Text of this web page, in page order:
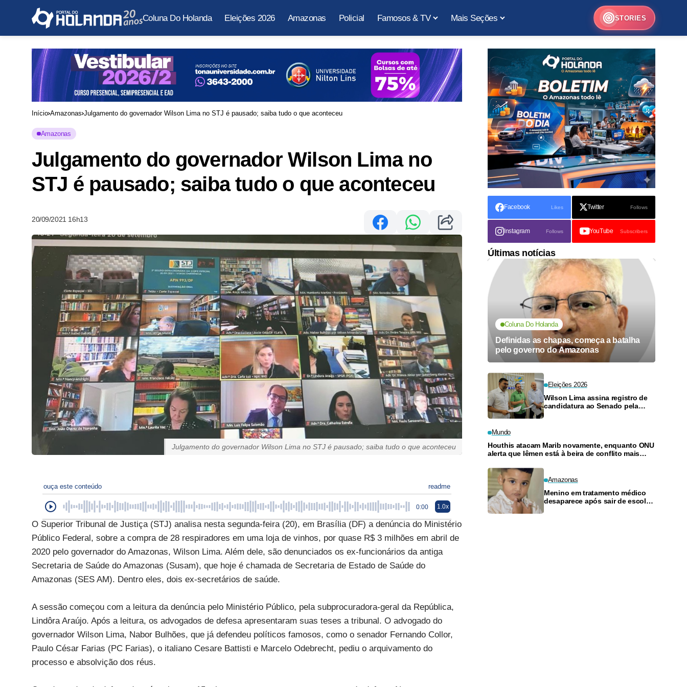
Coluna Do Holanda Eleições 2026 Amazonas Policial Famosos & TV Mais Seções STORIES
Início Amazonas Julgamento do governador Wilson Lima no STJ é pausado; saiba tudo o que aconteceu
Amazonas
Julgamento do governador Wilson Lima no
STJ é pausado; saiba tudo o que aconteceu
20/09/2021 16h13
Julgamento do governador Wilson Lima no STJ é pausado; saiba tudo o que aconteceu
ouça este conteúdo readme
0:00 1.0x
O Superior Tribunal de Justiça (STJ) analisa nesta segunda-feira (20), em Brasília (DF) a denúncia do Ministério
Público Federal, sobre a compra de 28 respiradores em uma loja de vinhos, por quase R$ 3 milhões em abril de
2020 pelo governador do Amazonas, Wilson Lima. Além dele, são denunciados os ex-funcionários da antiga
Secretaria de Saúde do Amazonas (Susam), que hoje é chamada de Secretaria de Estado de Saúde do
Amazonas (SES AM). Dentro eles, dois ex-secretários de saúde.
A sessão começou com a leitura da denúncia pelo Ministério Público, pela subprocuradora-geral da República,
Lindôra Araújo. Após a leitura, os advogados de defesa apresentaram suas teses a tribunal. O advogado do
governador Wilson Lima, Nabor Bulhões, que já defendeu políticos famosos, como o senador Fernando Collor,
Paulo César Farias (PC Farias), o italiano Cesare Battisti e Marcelo Odebrecht, pediu o arquivamento do
processo e absolvição dos réus.
Facebook Likes Twitter Follows
Instagram Follows YouTube Subscribers
Últimas notícias
Coluna Do Holanda
Definidas as chapas, começa a batalha
pelo governo do Amazonas
Eleições 2026
Wilson Lima assina registro de
candidatura ao Senado pela
Mundo
Houthis atacam Marib novamente, enquanto ONU
alerta que Iêmen está à beira de conflito mais
Amazonas
Menino em tratamento médico
desaparece após sair de escola